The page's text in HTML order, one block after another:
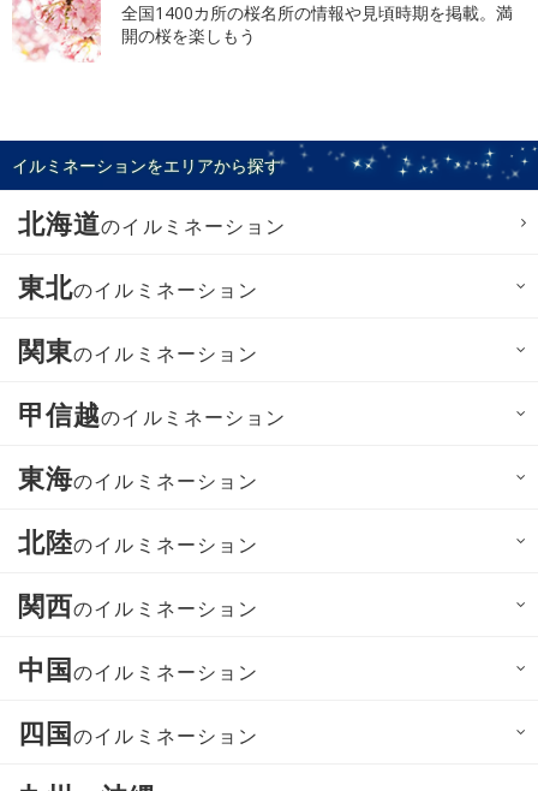
全国1400カ所の桜名所の情報や見頃時期を掲載。満
開の桜を楽しもう
イルミネーションをエリアから探す
北海道のイルミネーション
東北のイルミネーション
関東のイルミネーション
甲信越のイルミネーション
東海のイルミネーション
北陸のイルミネーション
関西のイルミネーション
中国のイルミネーション
四国のイルミネーション